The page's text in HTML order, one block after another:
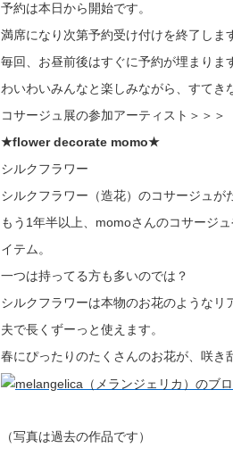
予約は本日から開始です。
満席になり次第予約受け付けを終了しま
毎回、お昼前後はすぐに予約が埋まりま
わいわいみんなと楽しみながら、すてき
コサージュ展の参加アーティスト＞＞＞
★flower decorate momo★
シルクフラワー
シルクフラワー（造花）のコサージュが
もう1年半以上、momoさんのコサージ
イテム。
一つは持ってる方も多いのでは？
シルクフラワーは本物のお花のような
夫で長くずーっと使えます。
春にぴったりのたくさんのお花が、咲き
（写真は過去の作品です）